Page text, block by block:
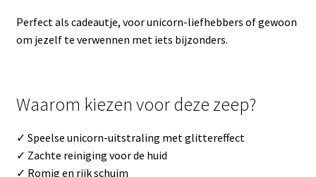
Perfect als cadeautje, voor unicorn-liefhebbers of gewoon
om jezelf te verwennen met iets bijzonders.
Waarom kiezen voor deze zeep?
✓ Speelse unicorn-uitstraling met glittereffect
✓ Zachte reiniging voor de huid
✓ Romig en rijk schuim